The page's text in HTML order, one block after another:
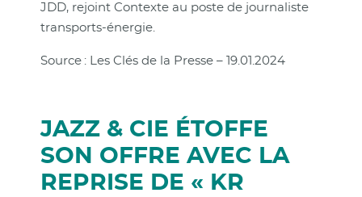
JDD, rejoint Contexte au poste de journaliste
transports-énergie.
Source : Les Clés de la Presse – 19.01.2024
JAZZ & CIE ÉTOFFE
SON OFFRE AVEC LA
REPRISE DE « KR